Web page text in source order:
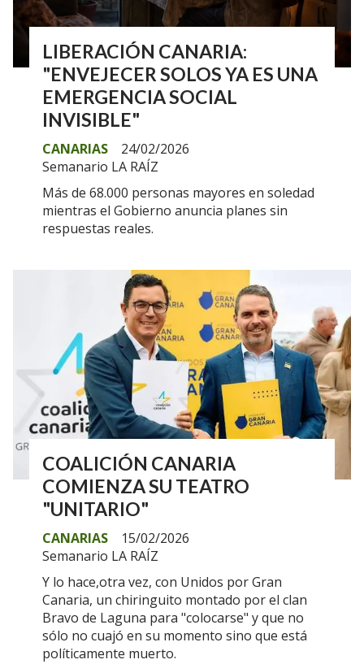
LIBERACIÓN CANARIA:
"ENVEJECER SOLOS YA ES UNA
EMERGENCIA SOCIAL
INVISIBLE"
Semanario LA RAÍZ
CANARIAS 24/02/2026
Más de 68.000 personas mayores en soledad
mientras el Gobierno anuncia planes sin
respuestas reales.
COALICIÓN CANARIA
COMIENZA SU TEATRO
"UNITARIO"
Semanario LA RAÍZ
CANARIAS 15/02/2026
Y lo hace,otra vez, con Unidos por Gran
Canaria, un chiringuito montado por el clan
Bravo de Laguna para "colocarse" y que no
sólo no cuajó en su momento sino que está
políticamente muerto.